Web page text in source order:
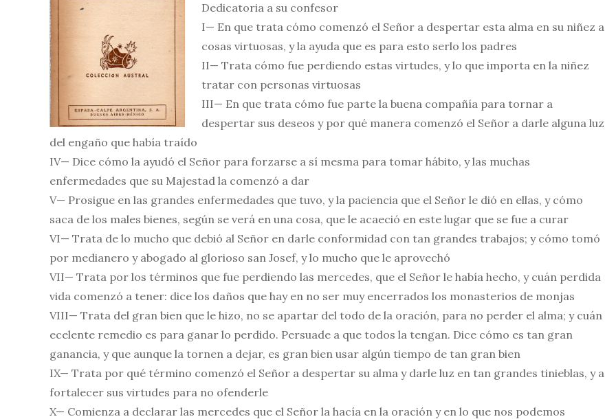
Dedicatoria a su confesor
I— En que trata cómo comenzó el Señor a despertar esta alma en su niñez a
cosas virtuosas, y la ayuda que es para esto serlo los padres
II— Trata cómo fue perdiendo estas virtudes, y lo que importa en la niñez
tratar con personas virtuosas
III— En que trata cómo fue parte la buena compañía para tornar a
despertar sus deseos y por qué manera comenzó el Señor a darle alguna luz
del engaño que había traído
IV— Dice cómo la ayudó el Señor para forzarse a sí mesma para tomar hábito, y las muchas
enfermedades que su Majestad la comenzó a dar
V— Prosigue en las grandes enfermedades que tuvo, y la paciencia que el Señor le dió en ellas, y cómo
saca de los males bienes, según se verá en una cosa, que le acaeció en este lugar que se fue a curar
VI— Trata de lo mucho que debió al Señor en darle conformidad con tan grandes trabajos; y cómo tomó
por medianero y abogado al glorioso san Josef, y lo mucho que le aprovechó
VII— Trata por los términos que fue perdiendo las mercedes, que el Señor le había hecho, y cuán perdida
vida comenzó a tener: dice los daños que hay en no ser muy encerrados los monasterios de monjas
VIII— Trata del gran bien que le hizo, no se apartar del todo de la oración, para no perder el alma; y cuán
ecelente remedio es para ganar lo perdido. Persuade a que todos la tengan. Dice cómo es tan gran
ganancia, y que aunque la tornen a dejar, es gran bien usar algún tiempo de tan gran bien
IX— Trata por qué término comenzó el Señor a despertar su alma y darle luz en tan grandes tinieblas, y a
fortalecer sus virtudes para no ofenderle
X— Comienza a declarar las mercedes que el Señor la hacía en la oración y en lo que nos podemos